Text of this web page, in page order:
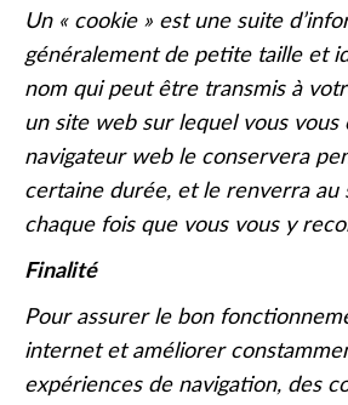
Un « cookie » est une suite
généralement de petite taille et
nom qui peut être transmis à
un site web sur lequel vous vous
navigateur web le conservera
certaine durée, et le renverra au
chaque fois que vous vous y
Finalité
Pour assurer le bon
internet et améliorer
expériences de navigation, des